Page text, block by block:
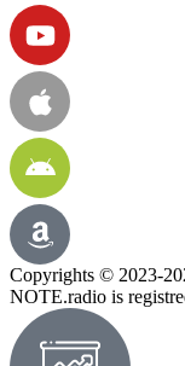
Copyrights © 2023-
NOTE.radio is